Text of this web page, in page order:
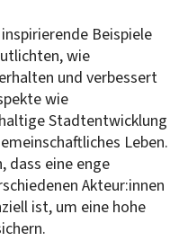
Beispiele
wie
und verbessert
wie
Stadtentwicklung
Leben.
dass eine enge
Akteur:innen
ist, um eine hohe